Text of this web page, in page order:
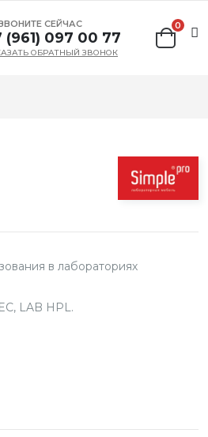
СЕЙЧАС
(961) 097 00 77
ОБРАТНЫЙ ЗВОНОК
0
в лабораториях
LAB HPL.